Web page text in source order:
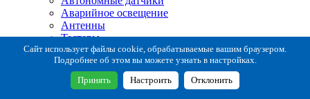
Аварийное освещение
Антенны
Тестеры
Система сбора извещений
Расходные и монтажные материалы
Коробки коммутационные
Кронштейны для извещателей
Сайт использует файлы cookie, обрабатываемые вашим браузером.
Подробнее об этом вы можете узнать в настройках.
Принять Настроить Отклонить